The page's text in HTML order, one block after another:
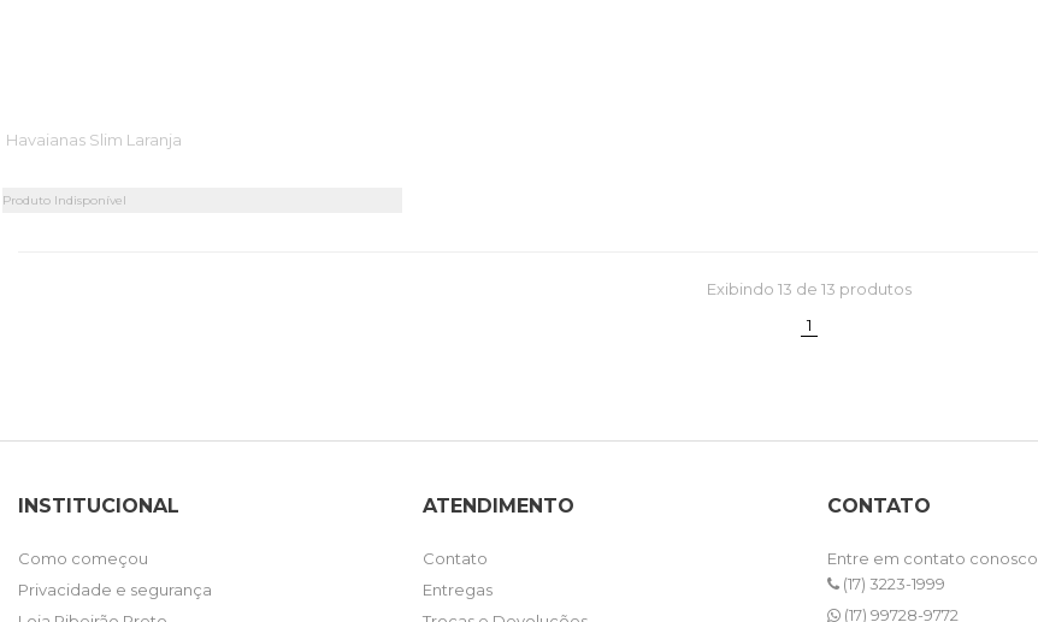
Havaianas Slim Laranja
Produto Indisponível
Exibindo 13 de 13 produtos
1
INSTITUCIONAL
Como começou
Privacidade e segurança
ATENDIMENTO
Contato
Entregas
CONTATO
Entre em contato conosco
(17) 3223-1999
(17) 99728-9772